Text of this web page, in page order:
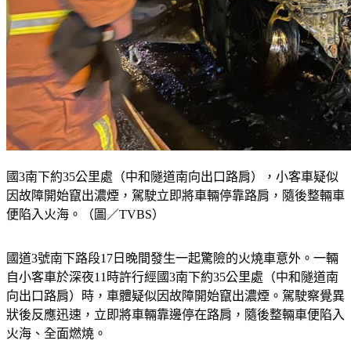
國3南下約35公里處（中和隧道南向出口路肩），小客車疑似
因故障開始竄出濃煙，駕駛立即將車輛停靠路肩，隨後整輛車
國道3號南下路段17日晚間發生一起驚險的火燒車意外。一輛
自小客車於深夜11時許行經國3南下約35公里處（中和隧道南
向出口路肩）時，車體疑似因故障開始竄出濃煙。駕駛察覺異
狀後反應迅速，立即將車輛靠邊停在路肩，隨後整輛車便陷入